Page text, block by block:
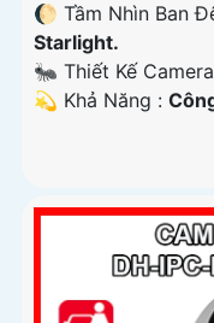
🌔 Tầm Nhìn Ban
Starlight.
🐜 Thiết Kế Camera
️💫 Khả Năng :